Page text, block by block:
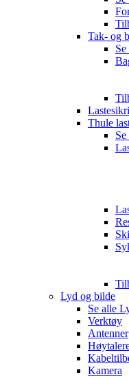
Tak- og
Thule
Lyd og bilde
Se alle
Verktøy
Antenner
Kamera